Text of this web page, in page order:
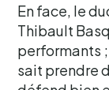
En face, le
Thibault
performants
sait prendre